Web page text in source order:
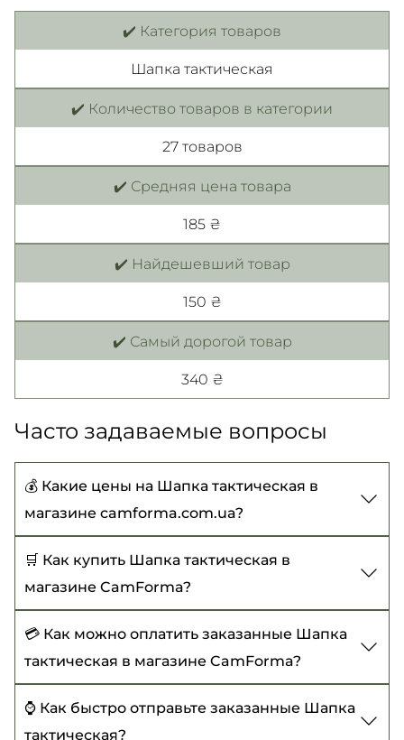
✔️ Категория товаров
Шапка тактическая
✔️ Количество товаров в категории
27 товаров
✔️ Средняя цена товара
185 ₴
✔️ Найдешевший товар
150 ₴
✔️ Самый дорогой товар
340 ₴
Часто задаваемые вопросы
💰 Какие цены на Шапка тактическая в
магазине camforma.com.ua?
Цены на Шапка тактическая начинаются от 150
₴ до 340 ₴
🛒 Как купить Шапка тактическая в
магазине CamForma?
Чтобы купить Шапка тактическая, выберите
нужный товар, добавьте его в корзину и
оформите заказ с указанием всех
необходимых данных. Или позвоните нам -
💳 Как можно оплатить заказанные Шапка
тактическая в магазине CamForma?
Сейчас доступны следующие варианты оплаты:
⌚ Как быстро отправьте заказанные Шапка
тактическая?